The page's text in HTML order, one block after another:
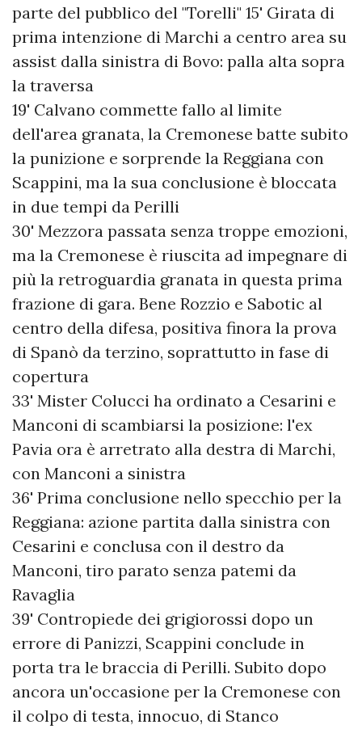
parte del pubblico del "Torelli" 15' Girata di
prima intenzione di Marchi a centro area su
assist dalla sinistra di Bovo: palla alta sopra
la traversa
19' Calvano commette fallo al limite
dell'area granata, la Cremonese batte subito
la punizione e sorprende la Reggiana con
Scappini, ma la sua conclusione è bloccata
in due tempi da Perilli
30' Mezzora passata senza troppe emozioni,
ma la Cremonese è riuscita ad impegnare di
più la retroguardia granata in questa prima
frazione di gara. Bene Rozzio e Sabotic al
centro della difesa, positiva finora la prova
di Spanò da terzino, soprattutto in fase di
copertura
33' Mister Colucci ha ordinato a Cesarini e
Manconi di scambiarsi la posizione: l'ex
Pavia ora è arretrato alla destra di Marchi,
con Manconi a sinistra
36' Prima conclusione nello specchio per la
Reggiana: azione partita dalla sinistra con
Cesarini e conclusa con il destro da
Manconi, tiro parato senza patemi da
Ravaglia
39' Contropiede dei grigiorossi dopo un
errore di Panizzi, Scappini conclude in
porta tra le braccia di Perilli. Subito dopo
ancora un'occasione per la Cremonese con
il colpo di testa, innocuo, di Stanco